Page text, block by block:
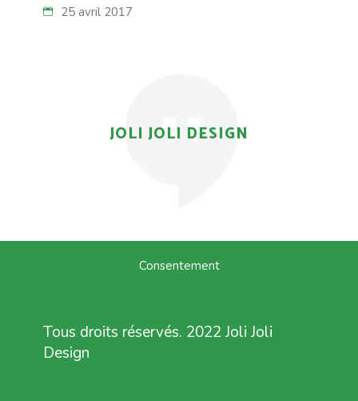
25 avril 2017
JOLI JOLI DESIGN
Consentement
Tous droits réservés. 2022 Joli Joli
Design